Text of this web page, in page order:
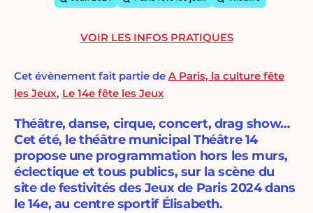
Cet évènement fait partie de A Paris, la culture fête
les Jeux, Le 14e fête les Jeux
Théâtre, danse, cirque, concert, drag show…
Cet été, le théâtre municipal Théâtre 14
propose une programmation hors les murs,
éclectique et tous publics, sur la scène du
site de festivités des Jeux de Paris 2024 dans
le 14e, au centre sportif Élisabeth.
VOIR LES INFOS PRATIQUES